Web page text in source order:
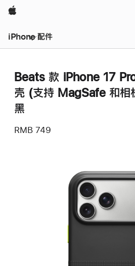
Apple
iPhone 配件
Beats 款 iPhone 17
壳 (支持 MagSafe 和相
黑
RMB 749